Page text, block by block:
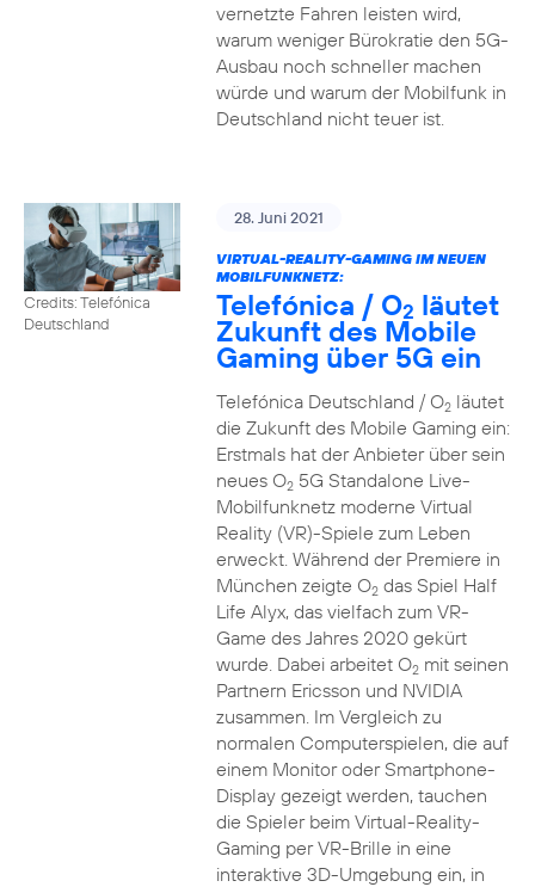
vernetzte Fahren leisten wird,
warum weniger Bürokratie den 5G-
Ausbau noch schneller machen
würde und warum der Mobilfunk in
Deutschland nicht teuer ist.
Credits: Telefónica
Deutschland
28. Juni 2021
VIRTUAL-REALITY-GAMING IM NEUEN
MOBILFUNKNETZ:
Telefónica / O2 läutet
Zukunft des Mobile
Gaming über 5G ein
Telefónica Deutschland / O2läutet
die Zukunft des Mobile Gaming ein:
Erstmals hat der Anbieter über sein
neues O25G Standalone Live-
Mobilfunknetz moderne Virtual
Reality (VR)-Spiele zum Leben
erweckt. Während der Premiere in
München zeigte O2das Spiel Half
Life Alyx, das vielfach zum VR-
Game des Jahres 2020 gekürt
wurde. Dabei arbeitet O2mit seinen
Partnern Ericsson und NVIDIA
zusammen. Im Vergleich zu
normalen Computerspielen, die auf
einem Monitor oder Smartphone-
Display gezeigt werden, tauchen
die Spieler beim Virtual-Reality-
Gaming per VR-Brille in eine
interaktive 3D-Umgebung ein, in